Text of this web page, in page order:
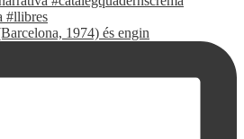
1974) és engin